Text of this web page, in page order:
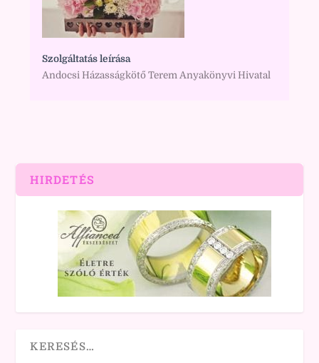
Szolgáltatás leírása
Andocsi Házasságkötő Terem Anyakönyvi Hivatal
HIRDETÉS